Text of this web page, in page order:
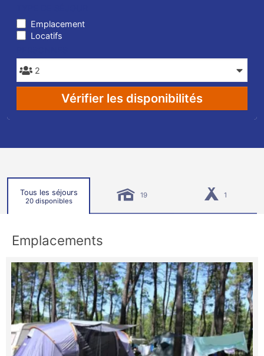
Emplacement
Locatifs
Vérifier les disponibilités
Tous les séjours
20 disponibles
19 1
Emplacements